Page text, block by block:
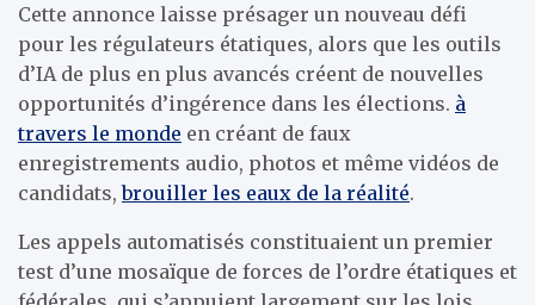
Cette annonce laisse présager un nouveau défi
pour les régulateurs étatiques, alors que les outils
d’IA de plus en plus avancés créent de nouvelles
opportunités d’ingérence dans les élections. à
travers le monde en créant de faux
enregistrements audio, photos et même vidéos de
candidats,brouiller les eaux de la réalité.
Les appels automatisés constituaient un premier
test d’une mosaïque de forces de l’ordre étatiques et